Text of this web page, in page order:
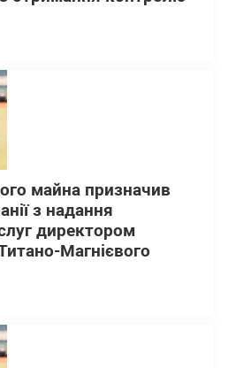
майна призначив
з надання
директором
Магнієвого